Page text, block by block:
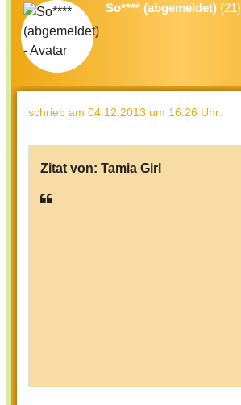
So**** (abgemeldet) (21)
schrieb am 04.12.2013 um 16:26 Uhr:
Zitat von: Tamia Girl